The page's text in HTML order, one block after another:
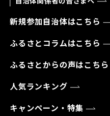
新規参加自治体はこちら
ふるさとコラムはこちら
ふるさとからの声はこちら
人気ランキング
キャンペーン・特集